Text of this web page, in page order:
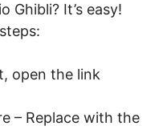
Ghibli? It’s easy!
open the link
– Replace with the